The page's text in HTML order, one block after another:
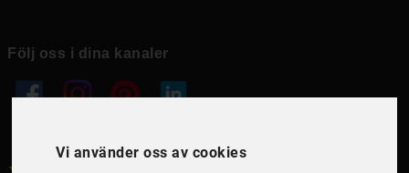
Vi använder oss av cookies
Följ oss i dina kanaler